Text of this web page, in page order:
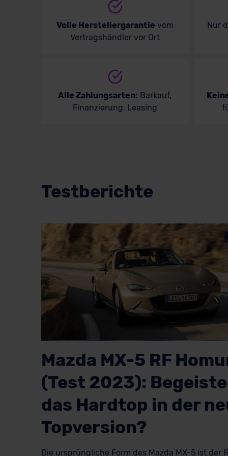
Volle Herstellergarantie vom
Vertragshändler vor Ort
Nur
Alle Zahlungsarten: Barkauf,
Finanzierung, Leasing
Testberichte
Mazda MX-5 RF
(Test 2023):
das Hardtop in der
Topversion?
Die ursprüngliche Form des Mazda MX-5 ist der